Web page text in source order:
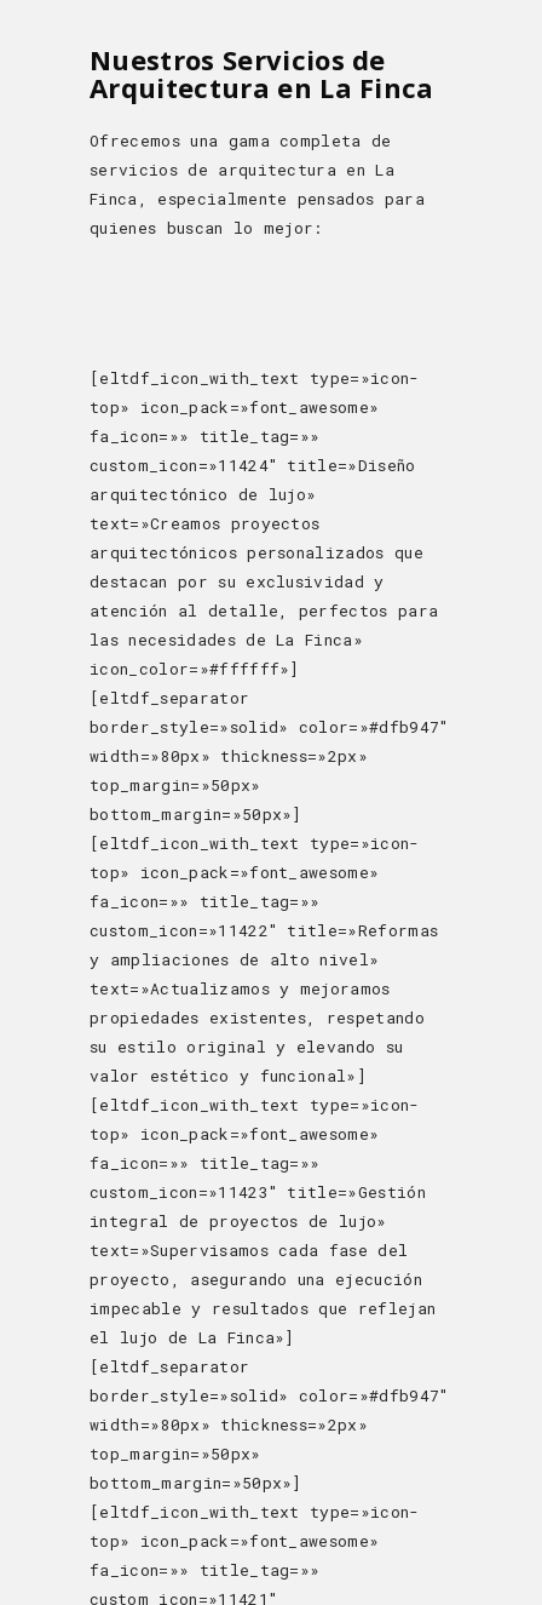
Nuestros Servicios de
Arquitectura en La Finca
Ofrecemos una gama completa de
servicios de arquitectura en La
Finca, especialmente pensados para
quienes buscan lo mejor:
[eltdf_icon_with_text type=»icon-
top» icon_pack=»font_awesome»
fa_icon=»» title_tag=»»
custom_icon=»11424″ title=»Diseño
arquitectónico de lujo»
text=»Creamos proyectos
arquitectónicos personalizados que
destacan por su exclusividad y
atención al detalle, perfectos para
las necesidades de La Finca»
icon_color=»#ffffff»]
[eltdf_separator
border_style=»solid» color=»#dfb947″
width=»80px» thickness=»2px»
top_margin=»50px»
bottom_margin=»50px»]
[eltdf_icon_with_text type=»icon-
top» icon_pack=»font_awesome»
fa_icon=»» title_tag=»»
custom_icon=»11422″ title=»Reformas
y ampliaciones de alto nivel»
text=»Actualizamos y mejoramos
propiedades existentes, respetando
su estilo original y elevando su
valor estético y funcional»]
[eltdf_icon_with_text type=»icon-
top» icon_pack=»font_awesome»
fa_icon=»» title_tag=»»
custom_icon=»11423″ title=»Gestión
integral de proyectos de lujo»
text=»Supervisamos cada fase del
proyecto, asegurando una ejecución
impecable y resultados que reflejan
el lujo de La Finca»]
[eltdf_separator
border_style=»solid» color=»#dfb947″
width=»80px» thickness=»2px»
top_margin=»50px»
bottom_margin=»50px»]
[eltdf_icon_with_text type=»icon-
top» icon_pack=»font_awesome»
fa_icon=»» title_tag=»»
custom_icon=»11421″